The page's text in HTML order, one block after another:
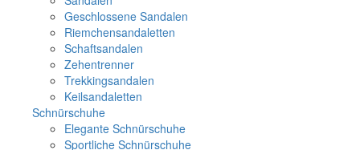
Geschlossene Sandalen
Riemchensandaletten
Schaftsandalen
Zehentrenner
Trekkingsandalen
Keilsandaletten
Schnürschuhe
Elegante Schnürschuhe
Sportliche Schnürschuhe